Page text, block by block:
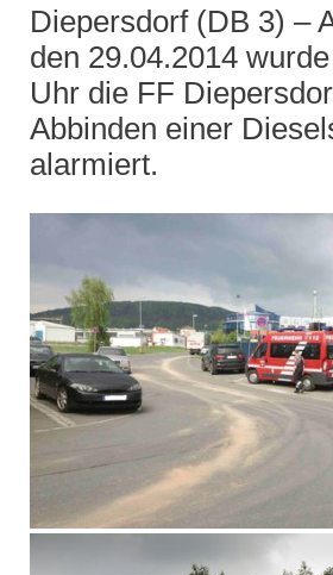
Diepersdorf (DB 3) –
den 29.04.2014
Uhr die FF
Abbinden einer
alarmiert.